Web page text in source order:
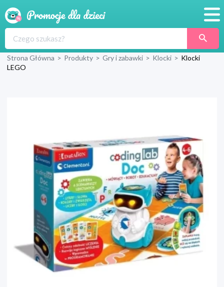
Produkty
Strona Główna > Produkty > Gry i zabawki > Klocki > Klocki
LEGO